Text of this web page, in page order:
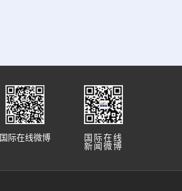
国际在线
新闻微博
国际在线微博